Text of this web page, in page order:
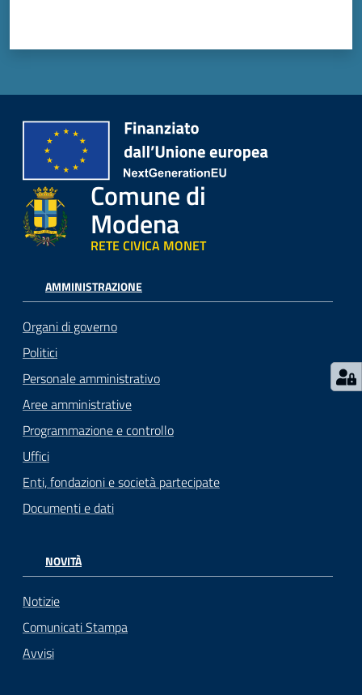
Comune di
Modena
RETE CIVICA MONET
AMMINISTRAZIONE
Organi di governo
Politici
Personale amministrativo
Aree amministrative
Programmazione e controllo
Uffici
Enti, fondazioni e società partecipate
Documenti e dati
NOVITÀ
Notizie
Comunicati Stampa
Avvisi